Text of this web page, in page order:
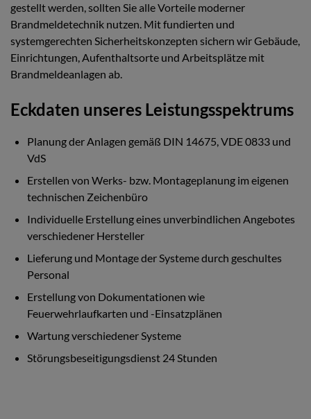
gestellt werden, sollten Sie alle Vorteile moderner
Brandmeldetechnik nutzen. Mit fundierten und
systemgerechten Sicherheitskonzepten sichern wir Gebäude,
Einrichtungen, Aufenthaltsorte und Arbeitsplätze mit
Brandmeldeanlagen ab.
Eckdaten unseres Leistungsspektrums
Planung der Anlagen gemäß DIN 14675, VDE 0833 und
VdS
Erstellen von Werks- bzw. Montageplanung im eigenen
technischen Zeichenbüro
Individuelle Erstellung eines unverbindlichen Angebotes
verschiedener Hersteller
Lieferung und Montage der Systeme durch geschultes
Personal
Erstellung von Dokumentationen wie
Feuerwehrlaufkarten und -Einsatzplänen
Wartung verschiedener Systeme
Störungsbeseitigungsdienst 24 Stunden